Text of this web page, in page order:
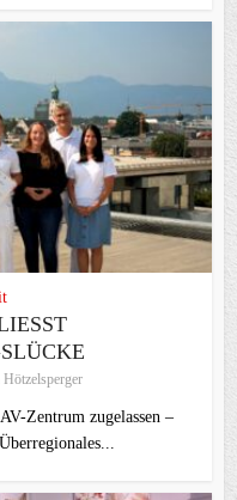
V
Zentrum zugelassen –